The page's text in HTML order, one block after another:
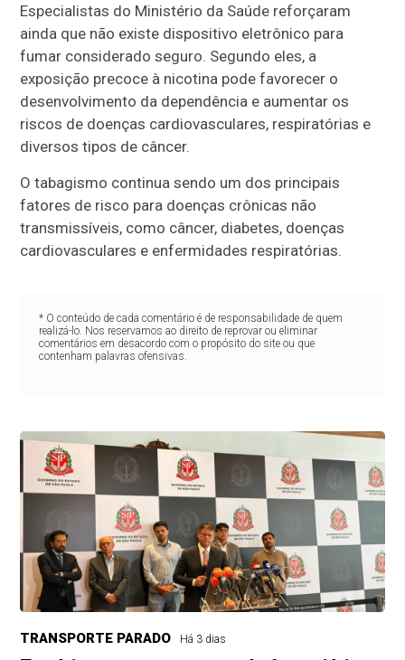
Especialistas do Ministério da Saúde reforçaram
ainda que não existe dispositivo eletrônico para
fumar considerado seguro. Segundo eles, a
exposição precoce à nicotina pode favorecer o
desenvolvimento da dependência e aumentar os
riscos de doenças cardiovasculares, respiratórias e
diversos tipos de câncer.
O tabagismo continua sendo um dos principais
fatores de risco para doenças crônicas não
transmissíveis, como câncer, diabetes, doenças
cardiovasculares e enfermidades respiratórias.
* O conteúdo de cada comentário é de responsabilidade de quem
realizá-lo. Nos reservamos ao direito de reprovar ou eliminar
comentários em desacordo com o propósito do site ou que
contenham palavras ofensivas.
TRANSPORTE PARADO Há 3 dias